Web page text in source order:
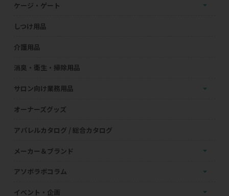
ケージ・ゲート
しつけ用品
介護用品
消臭・衛生・掃除用品
サロン向け業務用品
オーナーズグッズ
アパレルカタログ / 総合カタログ
メーカー＆ブランド
アソボラボコラム
イベント・企画